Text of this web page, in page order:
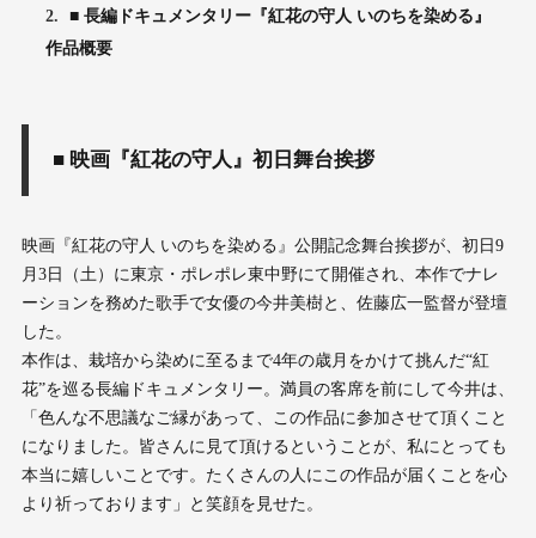
2.
■ 長編ドキュメンタリー『紅花の守人 いのちを染める』
作品概要
■ 映画『紅花の守人』初日舞台挨拶
映画『紅花の守人 いのちを染める』公開記念舞台挨拶が、初日9
月3日（土）に東京・ポレポレ東中野にて開催され、本作でナレ
ーションを務めた歌手で女優の今井美樹と、佐藤広一監督が登壇
した。
本作は、栽培から染めに至るまで4年の歳月をかけて挑んだ“紅
花”を巡る長編ドキュメンタリー。満員の客席を前にして今井は、
「色んな不思議なご縁があって、この作品に参加させて頂くこと
になりました。皆さんに見て頂けるということが、私にとっても
本当に嬉しいことです。たくさんの人にこの作品が届くことを心
より祈っております」と笑顔を見せた。